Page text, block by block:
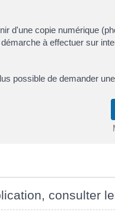
d'une copie numérique
à effectuer sur
possible de demander
consulter